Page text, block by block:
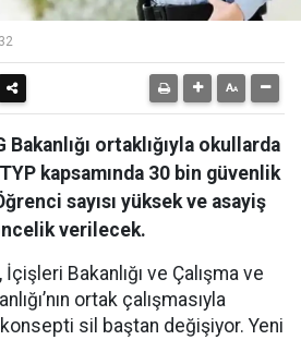
Bakanlığı ortaklığıyla okullarda
kapsamında 30 bin güvenlik
sayısı yüksek ve asayiş
verilecek.
İçişleri Bakanlığı ve Çalışma ve
ortak çalışmasıyla
sil baştan değişiyor. Yeni